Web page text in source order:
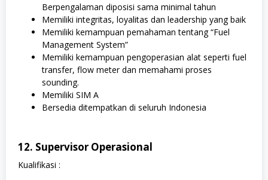
Berpengalaman diposisi sama minimal tahun
Memiliki integritas, loyalitas dan leadership yang baik
Memiliki kemampuan pemahaman tentang “Fuel
Management System”
Memiliki kemampuan pengoperasian alat seperti fuel
transfer, flow meter dan memahami proses
sounding.
Memiliki SIM A
Bersedia ditempatkan di seluruh Indonesia
12. Supervisor Operasional
Kualifikasi :